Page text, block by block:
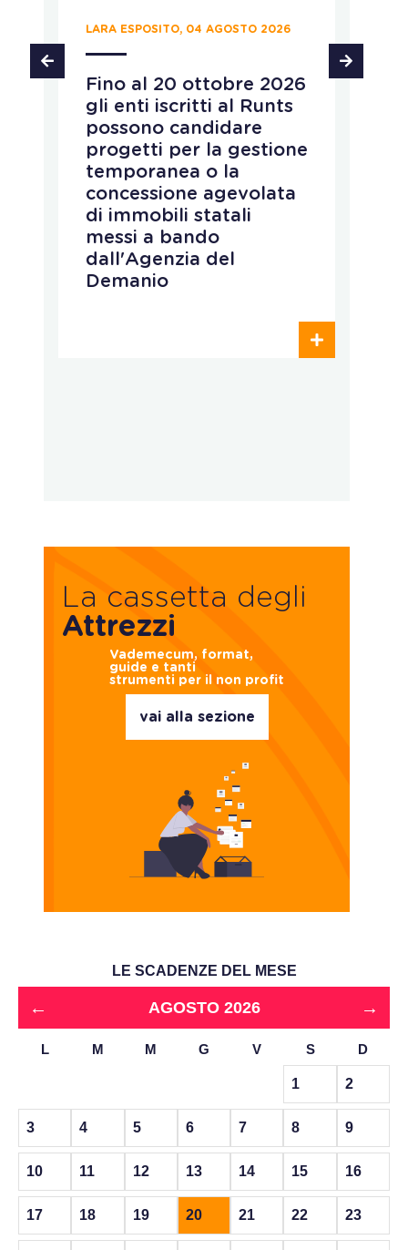
LARA ESPOSITO, 04 AGOSTO 2026
Fino al 20 ottobre 2026
gli enti iscritti al Runts
possono candidare
progetti per la gestione
temporanea o la
concessione agevolata
di immobili statali
messi a bando
dall'Agenzia del
Demanio
La cassetta degli
Attrezzi
Vademecum, format,
guide e tanti
strumenti per il non profit
vai alla sezione
LE SCADENZE DEL MESE
← AGOSTO 2026 →
L M M G V S D
1 2
3 4 5 6 7 8 9
10 11 12 13 14 15 16
17 18 19 20 21 22 23